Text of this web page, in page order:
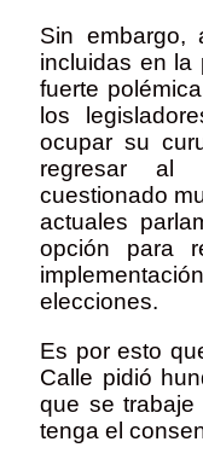
Sin embargo,
incluidas en la
fuerte
los
ocupar su
regresar al
cuestionado
actuales
opción para
elecciones.
Es por esto
Calle pidió
que se
tenga el